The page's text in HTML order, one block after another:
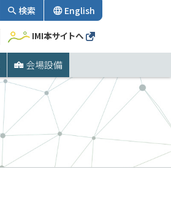
会場設備
検索 English
IMI本サイトへ